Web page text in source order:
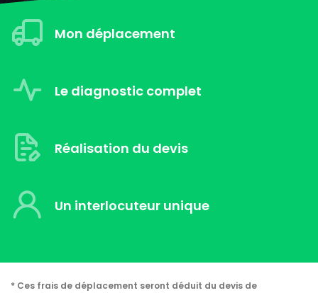
Mon déplacement
Le diagnostic complet
Réalisation du devis
Un interlocuteur unique
* Ces frais de déplacement seront déduit du devis de